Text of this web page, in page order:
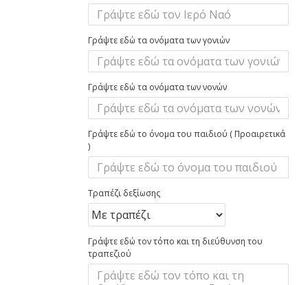
Γράψτε εδώ τα ονόματα των γονιών
Γράψτε εδώ τα ονόματα των νονών
Γράψτε εδώ το όνομα του παιδιού ( Προαιρετικά
)
Τραπέζι δεξίωσης
Γράψτε εδώ τον τόπο και τη διεύθυνση του
τραπεζιού